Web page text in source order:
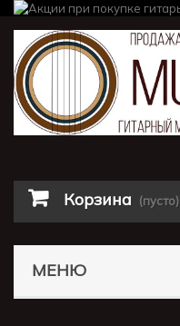
Корзина (пусто)
МЕНЮ